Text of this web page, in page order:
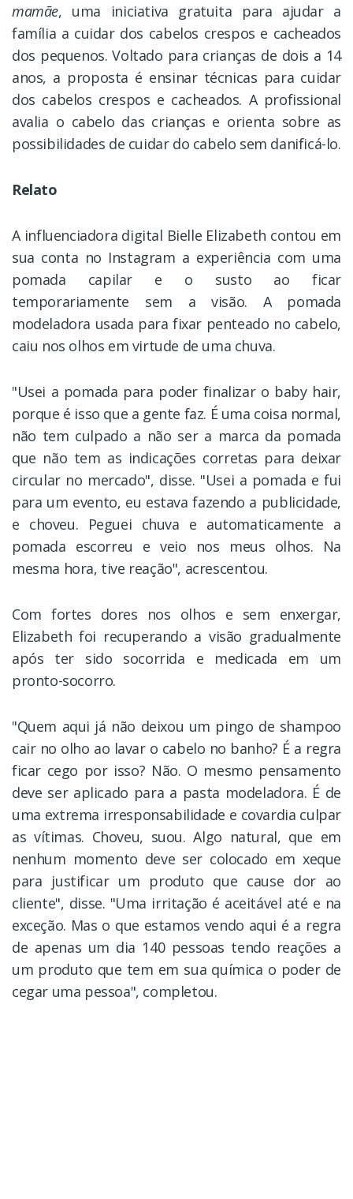
mamãe, uma iniciativa gratuita para ajudar a
família a cuidar dos cabelos crespos e cacheados
dos pequenos. Voltado para crianças de dois a 14
anos, a proposta é ensinar técnicas para cuidar
dos cabelos crespos e cacheados. A profissional
avalia o cabelo das crianças e orienta sobre as
possibilidades de cuidar do cabelo sem danificá-lo.
Relato
A influenciadora digital Bielle Elizabeth contou em
sua conta no Instagram a experiência com uma
pomada capilar e o susto ao ficar
temporariamente sem a visão. A pomada
modeladora usada para fixar penteado no cabelo,
caiu nos olhos em virtude de uma chuva.
"Usei a pomada para poder finalizar o baby hair,
porque é isso que a gente faz. É uma coisa normal,
não tem culpado a não ser a marca da pomada
que não tem as indicações corretas para deixar
circular no mercado", disse. "Usei a pomada e fui
para um evento, eu estava fazendo a publicidade,
e choveu. Peguei chuva e automaticamente a
pomada escorreu e veio nos meus olhos. Na
mesma hora, tive reação", acrescentou.
Com fortes dores nos olhos e sem enxergar,
Elizabeth foi recuperando a visão gradualmente
após ter sido socorrida e medicada em um
pronto-socorro.
"Quem aqui já não deixou um pingo de shampoo
cair no olho ao lavar o cabelo no banho? É a regra
ficar cego por isso? Não. O mesmo pensamento
deve ser aplicado para a pasta modeladora. É de
uma extrema irresponsabilidade e covardia culpar
as vítimas. Choveu, suou. Algo natural, que em
nenhum momento deve ser colocado em xeque
para justificar um produto que cause dor ao
cliente", disse. "Uma irritação é aceitável até e na
exceção. Mas o que estamos vendo aqui é a regra
de apenas um dia 140 pessoas tendo reações a
um produto que tem em sua química o poder de
cegar uma pessoa", completou.